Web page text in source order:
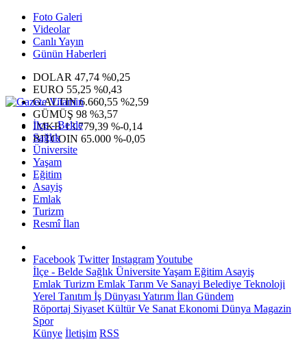
Foto Galeri
Videolar
Canlı Yayın
Günün Haberleri
DOLAR 47,74 %0,25
EURO 55,25 %0,43
G.ALTIN6.660,55 %2,59
GÜMÜŞ 98 %3,57
IMKB13.779,39 %-0,14
BITCOIN 65.000 %-0,05
İlçe - Belde
Sağlık
Üniversite
Yaşam
Eğitim
Asayiş
Emlak
Turizm
Resmî İlan
Facebook Twitter InstagramYoutube
İlçe - Belde Sağlık ÜniversiteYaşam Eğitim Asayiş
Emlak Turizm Emlak Tarım Ve Sanayi Belediye Teknoloji
Yerel Tanıtım İş Dünyası Yatırım İlan Gündem
Röportaj Siyaset Kültür Ve Sanat Ekonomi Dünya Magazin
Spor
Künye İletişim RSS